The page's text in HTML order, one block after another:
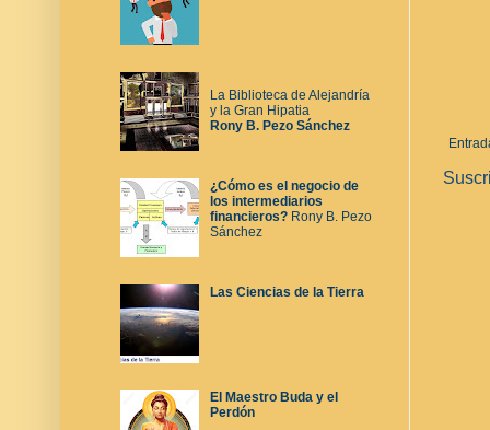
La Biblioteca de Alejandría
y la Gran Hipatia
Rony B. Pezo Sánchez
¿Cómo es el negocio de
los intermediarios
financieros?Rony B. Pezo
Sánchez
Las Ciencias de la Tierra
El Maestro Buda y el
Perdón